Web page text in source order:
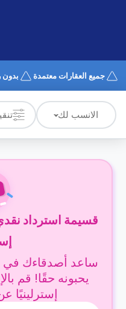
كيف
تعمل؟
الأسئلة
الشائعة
جميع العقارات معتمدة
الانسب لك
ساعد أصدقاءك في
إسترلينيًا